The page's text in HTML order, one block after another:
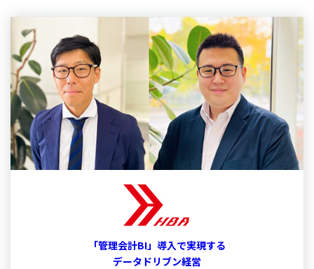
「管理会計BI」導入で実現する
データドリブン経営